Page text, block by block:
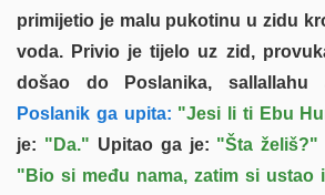
primijetio je malu pukotinu u zidu
voda. Privio je tijelo uz zid,
došao do Poslanika, sallallahu
Poslanik ga upita: "Jesi li ti Ebu
je: "Da." Upitao ga je: "Šta želiš?"
"Bio si među nama, zatim si ustao